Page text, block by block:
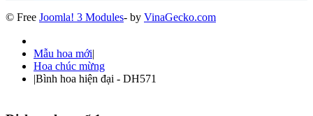
© Free Joomla! 3 Modules- by VinaGecko.com
Mẫu hoa mới|
Hoa chúc mừng
|Bình hoa hiện đại - DH571